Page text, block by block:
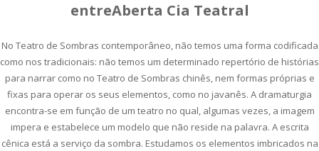
entreAberta Cia Teatral
No Teatro de Sombras contemporâneo, não temos uma forma codificada
como nos tradicionais: não temos um determinado repertório de histórias
para narrar como no Teatro de Sombras chinês, nem formas próprias e
fixas para operar os seus elementos, como no javanês. A dramaturgia
encontra-se em função de um teatro no qual, algumas vezes, a imagem
impera e estabelece um modelo que não reside na palavra. A escrita
cênica está a serviço da sombra. Estudamos os elementos imbricados na